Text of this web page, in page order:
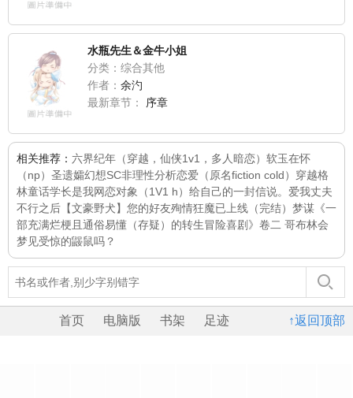
水瓶先生＆金牛小姐
分类：综合其他
作者： 余汋
最新章节：
序章
相关推荐： 六界纪年（穿越，仙侠1v1，多人暗恋） 软玉在怀
（np） 圣遗孀幻想SC非理性分析恋爱（原名fiction cold） 穿越格
林童话学长是我网恋对象（1V1 h） 给自己的一封信说。爱我丈夫
不行之后 【文豪野犬】您的好友殉情狂魔已上线（完结） 梦谋 《一
部充满烂梗且通俗易懂（存疑）的转生冒险喜剧》卷二 哥布林会
梦见受惊的鼹鼠吗？
↑返回顶部
首页 电脑版 书架 足迹